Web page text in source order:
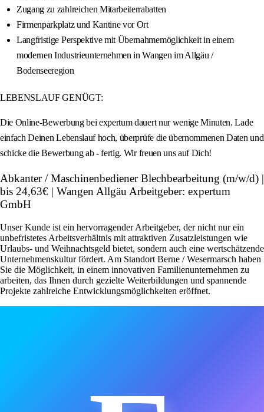
Zugang zu zahlreichen Mitarbeiterrabatten
Firmenparkplatz und Kantine vor Ort
Langfristige Perspektive mit Übernahmemöglichkeit in einem
modernen Industrieunternehmen in Wangen im Allgäu /
Bodenseeregion
LEBENSLAUF GENÜGT:
Die Online-Bewerbung bei expertum dauert nur wenige Minuten. Lade
einfach Deinen Lebenslauf hoch, überprüfe die übernommenen Daten und
schicke die Bewerbung ab - fertig. Wir freuen uns auf Dich!
Abkanter / Maschinenbediener Blechbearbeitung (m/w/d) |
bis 24,63€ | Wangen Allgäu Arbeitgeber: expertum
GmbH
Unser Kunde ist ein hervorragender Arbeitgeber, der nicht nur ein
unbefristetes Arbeitsverhältnis mit attraktiven Zusatzleistungen wie
Urlaubs- und Weihnachtsgeld bietet, sondern auch eine wertschätzende
Unternehmenskultur fördert. Am Standort Berne / Wesermarsch haben
Sie die Möglichkeit, in einem innovativen Familienunternehmen zu
arbeiten, das Ihnen durch gezielte Weiterbildungen und spannende
Projekte zahlreiche Entwicklungsmöglichkeiten eröffnet.